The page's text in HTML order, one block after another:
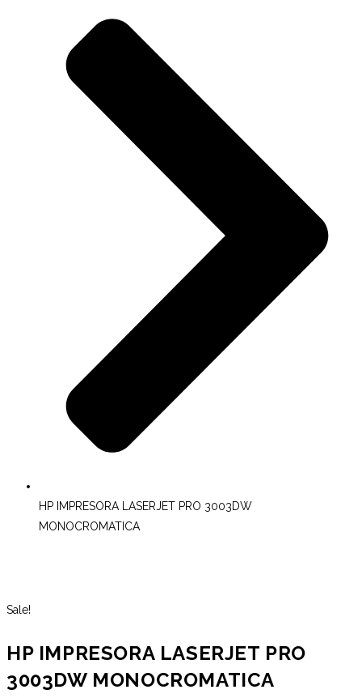
HP IMPRESORA LASERJET PRO 3003DW
MONOCROMATICA
Sale!
HP IMPRESORA LASERJET PRO
3003DW MONOCROMATICA